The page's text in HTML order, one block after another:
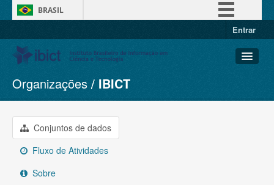
BRASIL
Entrar
Conjuntos de dados
Organizações
Grupos
Sobre
Organizações IBICT
Conjuntos de dados
Fluxo de Atividades
Sobre